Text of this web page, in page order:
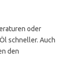
oder
schneller. Auch
den